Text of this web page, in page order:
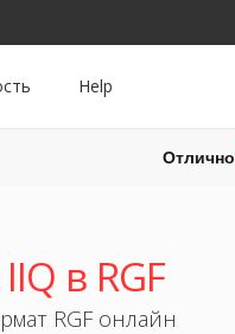
Help
Отлично
в RGF
RGF онлайн